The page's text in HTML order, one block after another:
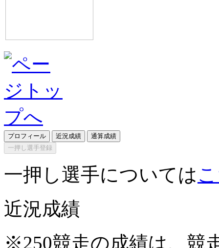
プロフィール 近況成績
通算成績
一押し選手登録
一押し選手については
近況成績
※250競走の成績は、競